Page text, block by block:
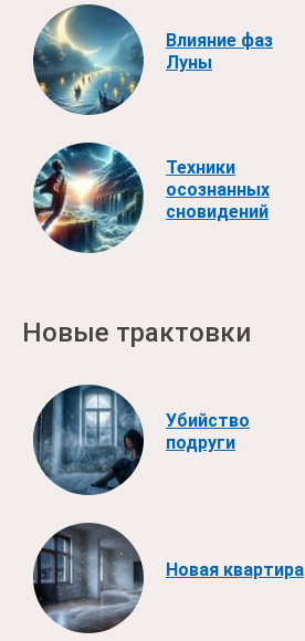
Влияние фаз
Луны
Техники
осознанных
сновидений
Новые трактовки
Убийство
подруги
Новая квартира